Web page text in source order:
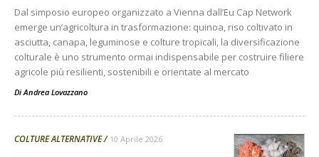
Dal simposio europeo organizzato a Vienna dall’Eu Cap Network
emerge un’agricoltura in trasformazione: quinoa, riso coltivato in
asciutta, canapa, leguminose e colture tropicali, la diversificazione
colturale è uno strumento ormai indispensabile per costruire filiere
agricole più resilienti, sostenibili e orientate al mercato
Di Andrea Lovazzano
COLTURE ALTERNATIVE 10 Aprile 2026